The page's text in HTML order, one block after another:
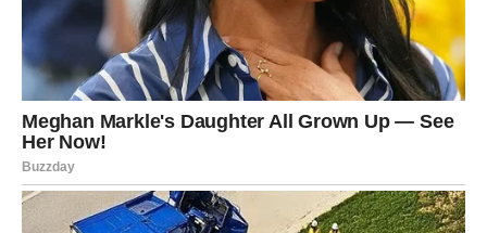
nastupima, a njen poslednji performans na dodeli MTV
muzičkih nagrada nije bio izuzetak. Sa svojim provokativnim
ponašanjem i temama, često izaziva pometnju, što je,
nažalost, deo paketa koji dolazi sa slavošću. “Nisam savršena
i zapravo sam izostavila tu reč iz svog rečnika,” rekla je,
naglašavajući važnost prihvatanja ljudske nesavršenosti. Ova
izjava nije samo opomena sebi, već i poruka njenim fanovima
da je u redu biti neuredan i nesavršeno ljudski, što dodatno